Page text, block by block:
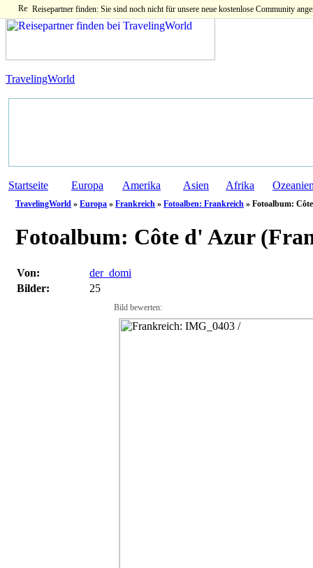
Reisepartner finden: Sie sind noch nicht für unsere neue kostenlose Community
TravelingWorld
Startseite Europa Amerika Asien Afrika
TravelingWorld » Europa » Frankreich » Fotoalben: Frankreich » Fotoalbum:
Fotoalbum: Côte d' Azur
Von:
der_domi
Bilder:
25
Bild bewerten: